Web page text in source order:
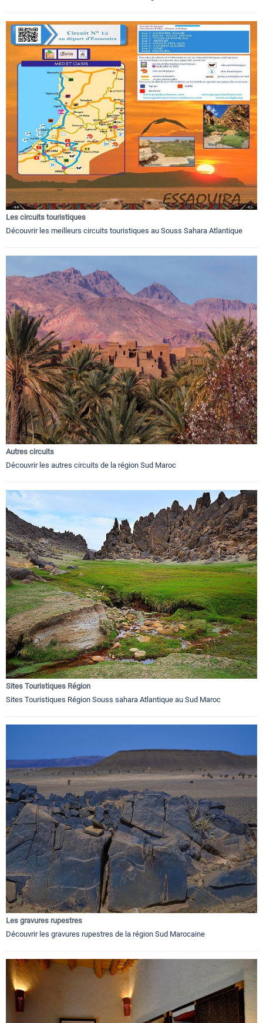
Les circuits touristiques
Découvrir les meilleurs circuits touristiques au Souss Sahara Atlantique
Autres circuits
Découvrir les autres circuits de la région Sud Maroc
Sites Touristiques Région
Sites Touristiques Région Souss sahara Atlantique au Sud Maroc
Les gravures rupestres
Découvrir les gravures rupestres de la région Sud Marocaine